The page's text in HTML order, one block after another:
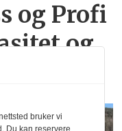
og Profi
og
bruker vi
Du kan reservere